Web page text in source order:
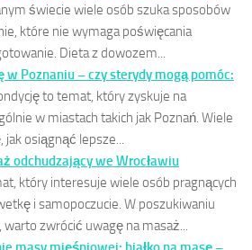
świecie wiele osób szuka sposobów
które nie wymaga poświęcania
Dieta z dowozem...
w Poznaniu – czy sterydy mogą pomóc:
to temat, który zyskuje na
w miastach takich jak Poznań. Wiele
osiągnąć lepsze...
odchudzający we Wrocławiu
który interesuje wiele osób pragnących
i samopoczucie. W poszukiwaniu
zwrócić uwagę na masaż...